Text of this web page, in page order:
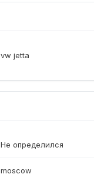
vw jetta
Не определился
moscow